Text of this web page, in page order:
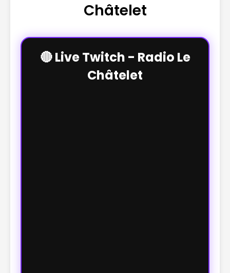
Châtelet
🔴 Live Twitch - Radio Le
Châtelet